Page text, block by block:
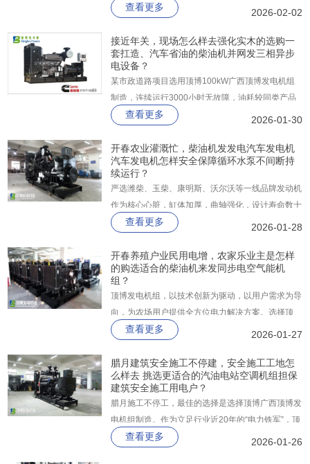
发动机技术和智能控制系统，实现了卓越的燃油效
够使燃油充分燃烧，最大程度地降低燃油消耗。
查看更多 2026-02-02
接近年关，现场怎么样去强化实木的选购一
套扛造、汽车省油的柴油机并网发三相异步
电设备？
某市政道路项目选用顶博100kW广西顶博发电机组
制造，连续运行3000小时无故障，油耗较同类产品
低18%，节省成本超5万元。
查看更多 2026-01-30
开春农业灌溉忙，柴油机发发电汽车发电机
汽车发电机怎样安全保障循环水泵不间断持
续运行？
严选潍柴、玉柴、康明斯、沃尔沃等一线品牌发动机
作为核心心脏，缸体加厚，曲轴强化，设计寿命数十
年以上。纯铜无刷电机，耐高温，抗过载能力强。极
保，春灌期间，我们的维修车就在田间地头待命，不
仅卖产品，更卖服务。
查看更多 2026-01-28
开春养殖户业民用电增，农家乐业主是怎样
的购选适合的柴油机来发同步电空气能机
组？
顶博发电机组，以技术创新为驱动，以用户需求为导
向，为农场用户提供全方位电力解决方案。选择顶
博，就是选择稳定、高效、省心的电力保障，让您的
查看更多 2026-01-27
腊月建筑安全施工不停建，安全施工工地怎
么样去 挑选更适合的汽油电站空调机组担保
建筑安全施工用电户？
腊月施工不停工，最佳的选择是选择顶博广西顶博发
电机组制造。作为立足行业近20年的“电力铁军”，顶
博不仅是康明斯、沃尔沃、珀金斯、玉柴、潍柴、上
查看更多 2026-01-26